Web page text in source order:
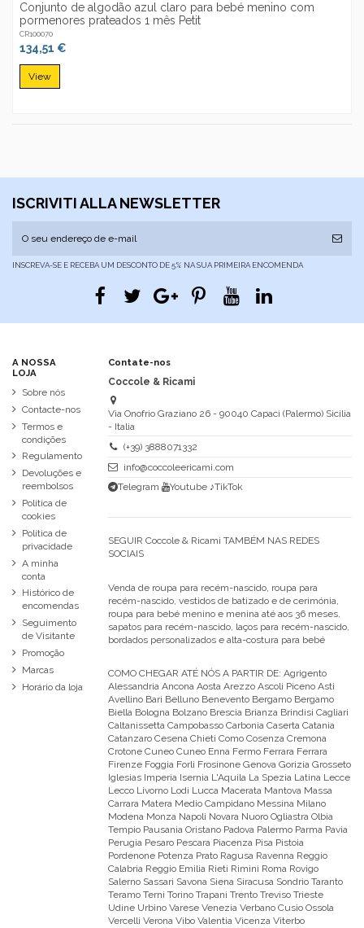
Conjunto de algodão azul claro para bebé menino com
pormenores prateados 1 mês Petit
CR100070
134,51 €
View
ISCRIVITI ALLA NEWSLETTER
INSCREVA-SE E RECEBA UM DESCONTO DE 5% NA SUA PRIMEIRA ENCOMENDA
A NOSSA
LOJA
Sobre nós
Contacte-nos
Termos e
condições
Regulamento
Devoluções e
reembolsos
Política de
cookies
Política de
privacidade
A minha
conta
Histórico de
encomendas
Seguimento
de Visitante
Promoção
Marcas
Horário da loja
Contate-nos
Coccole & Ricami
Via Onofrio Graziano 26 - 90040 Capaci (Palermo) Sicilia
- Italia
(+39) 3888071332
info@coccoleericami.com
Telegram
Youtube ♪TikTok
SEGUIR Coccole & Ricami TAMBÉM NAS REDES
SOCIAIS
Venda de roupa para recém-nascido, roupa para
recém-nascido, vestidos de batizado e de cerimónia,
roupa para bebé menino e menina até aos 36 meses,
sapatos para recém-nascido, laços para recém-nascido,
bordados personalizados e alta-costura para bebé
COMO CHEGAR ATÉ NÓS A PARTIR DE: Agrigento
Alessandria Ancona Aosta Arezzo Ascoli Piceno Asti
Avellino Bari Belluno Benevento Bergamo Bergamo
Biella Bologna Bolzano Brescia Brianza Brindisi Cagliari
Caltanissetta Campobasso Carbonia Caserta Catania
Catanzaro Cesena Chieti Como Cosenza Cremona
Crotone Cuneo Cuneo Enna Fermo Ferrara Ferrara
Firenze Foggia Forli Frosinone Genova Gorizia Grosseto
Iglesias Imperia Isernia L'Aquila La Spezia Latina Lecce
Lecco Livorno Lodi Lucca Macerata Mantova Massa
Carrara Matera Medio Campidano Messina Milano
Modena Monza Napoli Novara Nuoro Ogliastra Olbia
Tempio Pausania Oristano Padova Palermo Parma Pavia
Perugia Pesaro Pescara Piacenza Pisa Pistoia
Pordenone Potenza Prato Ragusa Ravenna Reggio
Calabria Reggio Emilia Rieti Rimini Roma Rovigo
Salerno Sassari Savona Siena Siracusa Sondrio Taranto
Teramo Terni Torino Trapani Trento Treviso Trieste
Udine Urbino Varese Venezia Verbano Cusio Ossola
Vercelli Verona Vibo Valentia Vicenza Viterbo